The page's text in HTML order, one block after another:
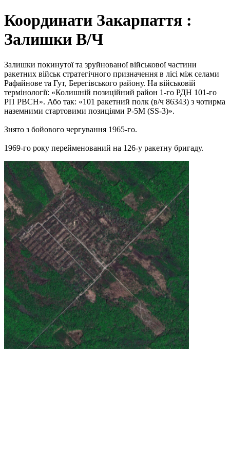
Координати Закарпаття :
Залишки В/Ч
Залишки покинутої та зруйнованої військової частини
ракетних військ стратегічного призначення в лісі між селами
Рафайнове та Гут, Берегівського району. На військовій
термінології: «Колишній позиційний район 1-го РДН 101-го
РП РВСН». Або так: «101 ракетний полк (в/ч 86343) з чотирма
наземними стартовими позиціями Р-5М (SS-3)».
Знято з бойового чергування 1965-го.
1969-го року перейменований на 126-у ракетну бригаду.